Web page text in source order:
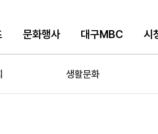
문화행사 대구MBC 시
생활문화